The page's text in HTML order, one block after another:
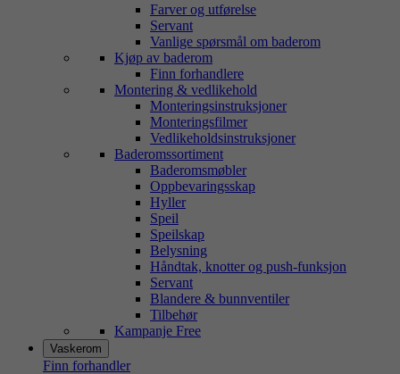
Farver og utførelse
Servant
Vanlige spørsmål om baderom
Kjøp av baderom
Finn forhandlere
Montering & vedlikehold
Monteringsinstruksjoner
Monteringsfilmer
Vedlikeholdsinstruksjoner
Baderomssortiment
Baderomsmøbler
Oppbevaringsskap
Hyller
Speil
Speilskap
Belysning
Håndtak, knotter og push-funksjon
Servant
Blandere & bunnventiler
Tilbehør
Kampanje Free
Vaskerom
Finn forhandler